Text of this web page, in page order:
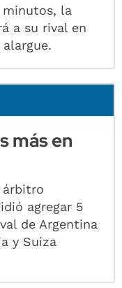
minutos, la
a su rival en
más en
árbitro
agregar 5
de Argentina
y Suiza